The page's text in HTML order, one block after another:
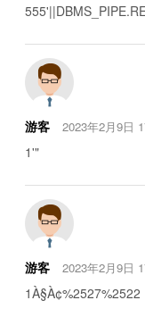
游客 2023年2月9日
1'"
游客 2023年2月9日
1À§À¢%2527%2522